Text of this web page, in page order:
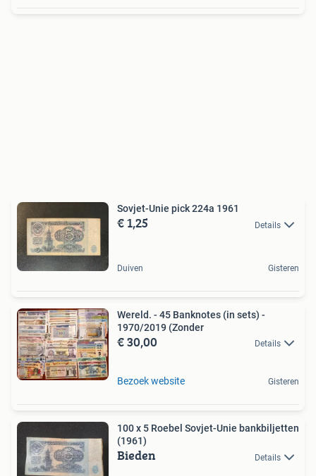
Sovjet-Unie pick 224a 1961
€ 1,25 Details
Duiven Gisteren
Wereld. - 45 Banknotes (in sets) -
1970/2019 (Zonder
€ 30,00 Details
Bezoek website Gisteren
100 x 5 Roebel Sovjet-Unie bankbiljetten
(1961)
Bieden Details